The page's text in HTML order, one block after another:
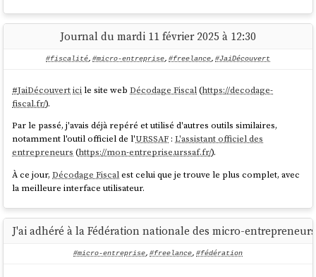
Journal du mardi 11 février 2025 à 12:30
#fiscalité, #micro-entreprise, #freelance, #JaiDécouvert
#JaiDécouvert icile site webDécodage Fiscal(https://decodage-
fiscal.fr/).
Par le passé, j'avais déjà repéré et utilisé d'autres outils similaires,
notamment l'outil officiel de l'URSSAF :L'assistant officiel des
entrepreneurs (https://mon-entreprise.urssaf.fr/).
À ce jour,Décodage Fiscalest celui que je trouve le plus complet, avec
la meilleure interface utilisateur.
J'ai adhéré à la Fédération nationale des micro-entrepreneurs
#micro-entreprise, #freelance, #fédération